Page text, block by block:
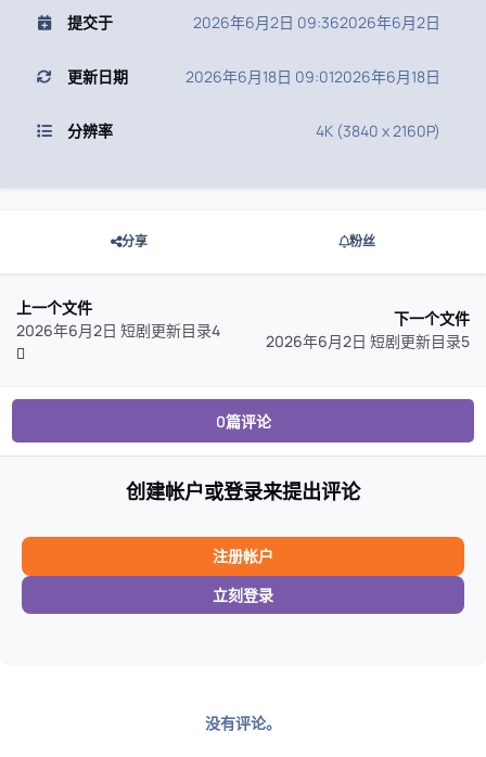
提交于 2026年6月2日 09:362026年6月2日
更新日期 2026年6月18日 09:012026年6月18日
分辨率 4K (3840 x 2160P)
分享 粉丝
上一个文件
2026年6月2日 短剧更新目录4
下一个文件
2026年6月2日 短剧更新目录5
0篇评论
创建帐户或登录来提出评论
注册帐户
立刻登录
没有评论。